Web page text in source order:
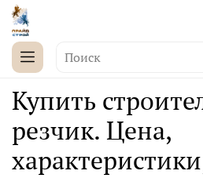
Купить
резчик. Цена,